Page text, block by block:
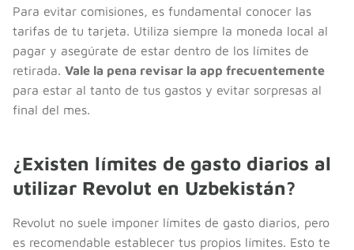
Para evitar comisiones, es fundamental conocer las
tarifas de tu tarjeta. Utiliza siempre la moneda local al
pagar y asegúrate de estar dentro de los límites de
retirada. Vale la pena revisar la app frecuentemente
para estar al tanto de tus gastos y evitar sorpresas al
final del mes.
¿Existen límites de gasto diarios al
utilizar Revolut en Uzbekistán?
Revolut no suele imponer límites de gasto diarios, pero
es recomendable establecer tus propios límites. Esto te